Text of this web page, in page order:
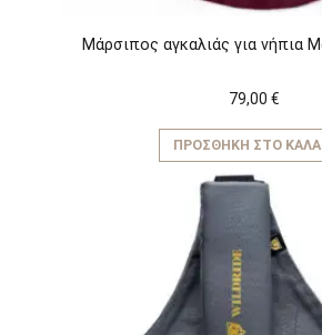
Μάρσιπος αγκαλιάς για νήπια
79,00 €
ΠΡΟΣΘΉΚΗ ΣΤΟ